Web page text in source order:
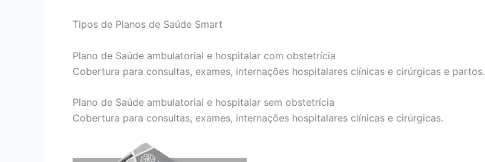
Tipos de Planos de Saúde Smart
Plano de Saúde ambulatorial e hospitalar com obstetrícia
Cobertura para consultas, exames, internações hospitalares clínicas e cirúrgicas e partos.
Plano de Saúde ambulatorial e hospitalar sem obstetrícia
Cobertura para consultas, exames, internações hospitalares clínicas e cirúrgicas.